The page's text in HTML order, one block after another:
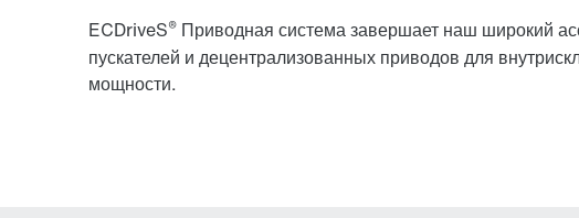
ECDriveS® Приводная система завершает наш широкий
пускателей и децентрализованных приводов для
мощности.